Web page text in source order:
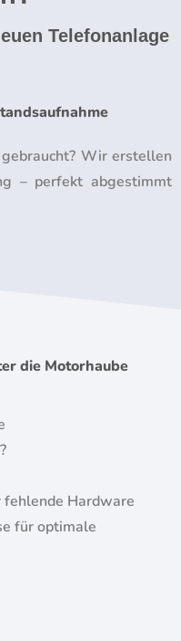
Telefonanlage
Wir erstellen
– perfekt abgestimmt
die Motorhaube
Hardware
für optimale